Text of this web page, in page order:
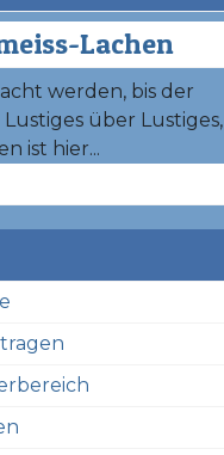
Lachen
werden, bis der
über Lustiges,
ist hier...